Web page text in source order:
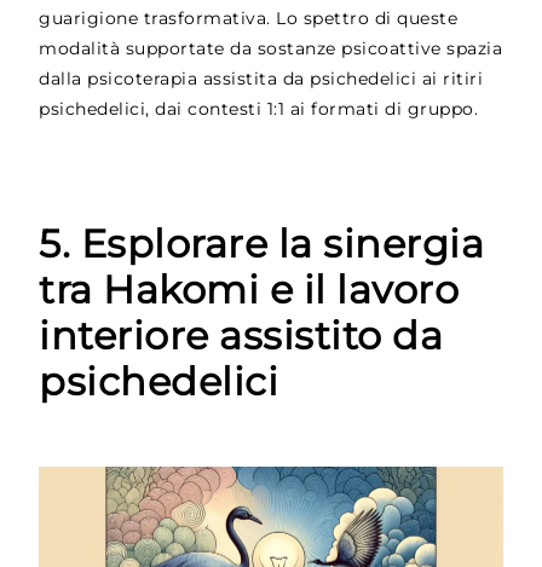
guarigione trasformativa. Lo spettro di queste
modalità supportate da sostanze psicoattive spazia
dalla psicoterapia assistita da psichedelici ai ritiri
psichedelici, dai contesti 1:1 ai formati di gruppo.
5. Esplorare la sinergia
tra Hakomi e il lavoro
interiore assistito da
psichedelici